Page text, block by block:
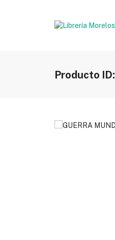
Producto